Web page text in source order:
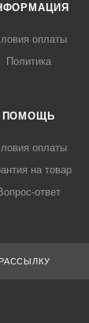
оплаты
Политика
ПОМОЩЬ
оплаты
на товар
ответ